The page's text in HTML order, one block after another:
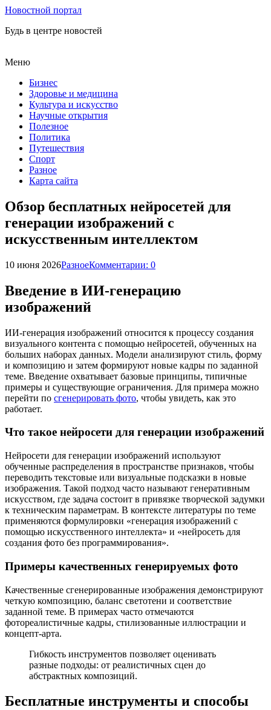
Новостной портал
Будь в центре новостей
Меню
Бизнес
Здоровье и медицина
Культура и искусство
Научные открытия
Полезное
Политика
Путешествия
Спорт
Разное
Карта сайта
Обзор бесплатных нейросетей для
генерации изображений с
искусственным интеллектом
10 июня 2026РазноеКомментарии: 0
Введение в ИИ‑генерацию
изображений
ИИ‑генерация изображений относится к процессу создания
визуального контента с помощью нейросетей, обученных на
больших наборах данных. Модели анализируют стиль, форму
и композицию и затем формируют новые кадры по заданной
теме. Введение охватывает базовые принципы, типичные
примеры и существующие ограничения. Для примера можно
перейти по сгенерировать фото, чтобы увидеть, как это
работает.
Что такое нейросети для генерации изображений
Нейросети для генерации изображений используют
обученные распределения в пространстве признаков, чтобы
переводить текстовые или визуальные подсказки в новые
изображения. Такой подход часто называют генеративным
искусством, где задача состоит в привязке творческой задумки
к техническим параметрам. В контексте литературы по теме
применяются формулировки «генерация изображений с
помощью искусственного интеллекта» и «нейросеть для
создания фото без программирования».
Примеры качественных генерируемых фото
Качественные сгенерированные изображения демонстрируют
четкую композицию, баланс светотени и соответствие
заданной теме. В примерах часто отмечаются
фотореалистичные кадры, стилизованные иллюстрации и
концепт-арта.
Гибкость инструментов позволяет оценивать
разные подходы: от реалистичных сцен до
абстрактных композиций.
Бесплатные инструменты и способы